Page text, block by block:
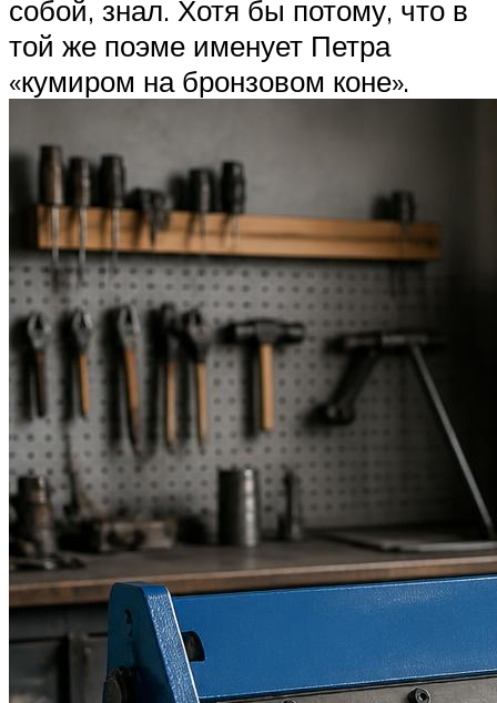
собой, знал. Хотя бы потому, что в
той же поэме именует Петра
«кумиром на бронзовом коне».